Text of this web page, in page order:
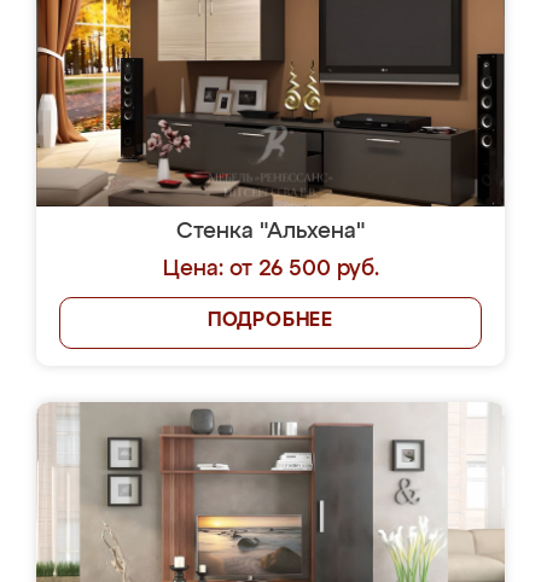
Стенка "Альхена"
Цена: от 26 500 руб.
ПОДРОБНЕЕ